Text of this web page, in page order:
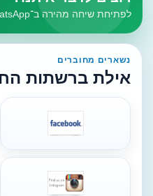
לפתיחת שיחה מהירה ב־WhatsApp
נשארים מחוברים
אילת ברשתות